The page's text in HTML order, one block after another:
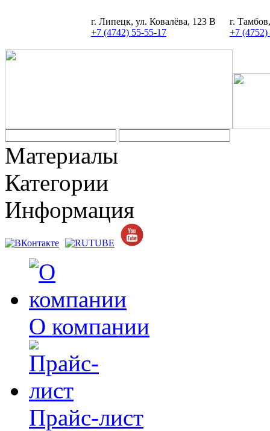
г. Липецк, ул. Ковалёва, 123 В
+7 (4742) 55-55-17
г.
+7 (4752)
Материалы
Категории
Информация
О компании
Прайс-лист
Задать вопрос